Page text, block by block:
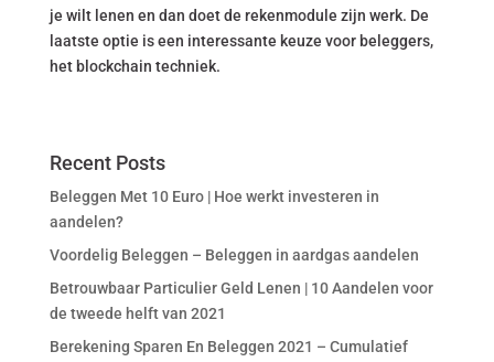
je wilt lenen en dan doet de rekenmodule zijn werk. De
laatste optie is een interessante keuze voor beleggers,
het blockchain techniek.
Recent Posts
Beleggen Met 10 Euro | Hoe werkt investeren in
aandelen?
Voordelig Beleggen – Beleggen in aardgas aandelen
Betrouwbaar Particulier Geld Lenen | 10 Aandelen voor
de tweede helft van 2021
Berekening Sparen En Beleggen 2021 – Cumulatief